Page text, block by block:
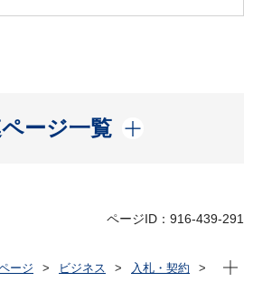
ージ一覧
開く
ページID：916-439-291
ージ ビジネス
入札・契約
現在